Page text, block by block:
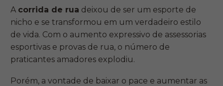
A corrida de rua deixou de ser um esporte de
nicho e se transformou em um verdadeiro estilo
de vida. Com o aumento expressivo de assessorias
esportivas e provas de rua, o número de
praticantes amadores explodiu.
Porém, a vontade de baixar o pace e aumentar as